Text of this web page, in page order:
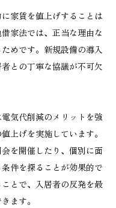
家賃を値上げすることは
家法では、正当な理由な
めです。新規設備の導入
との丁寧な協議が不可欠
気代削減のメリットを強
上げを実施しています。
を開催したり、個別に面
件を探ることが効果的で
とで、入居者の反発を最
ます。